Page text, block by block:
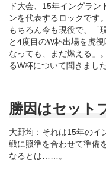
ド大会、15年イングラ
ンを代表するロックです
もちろん今も現役で、「
と4度目のW杯出場を虎
なっても、まだ燃える」
るW杯について聞きました
勝因はセット
大野均：それは15年のイ
戦に照準を合わせて準備
なるとは……。